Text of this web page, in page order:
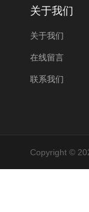
关于我们
关于我们
在线留言
联系我们
Copyright ©